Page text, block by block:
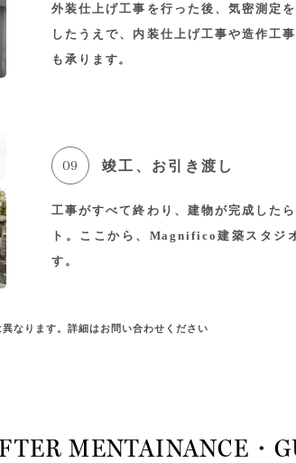
外装仕上げ工事を行った後、気密測定
したうえで、内装仕上げ工事や造作工
も承ります。
09 竣工、お引き渡し
工事がすべて終わり、建物が完成した
ト。ここから、Magnifico建築スタジ
す。
なります。詳細はお問い合わせ ください
MENTAINANCE ・